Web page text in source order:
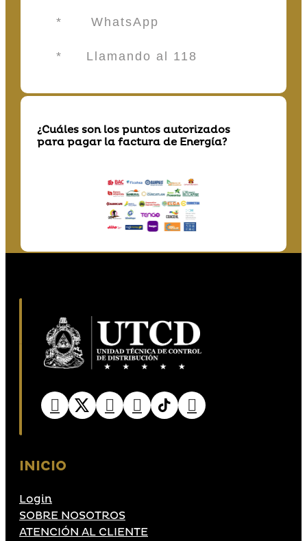
* WhatsApp
* Llamando al 118
¿Cuáles son los puntos autorizados
para pagar la factura de Energía?
INICIO
Login
SOBRE NOSOTROS
ATENCIÓN AL CLIENTE